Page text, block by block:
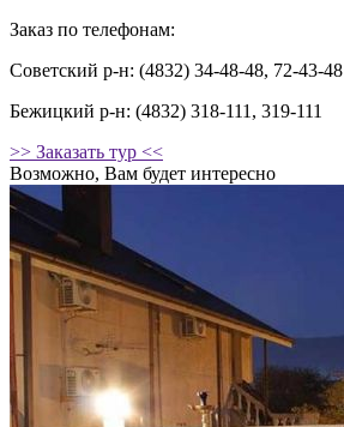
Заказ по телефонам:
Советский р-н: (4832) 34-48-48, 72-43-48
Бежицкий р-н: (4832) 318-111, 319-111
>> Заказать тур <<
Возможно, Вам будет интересно